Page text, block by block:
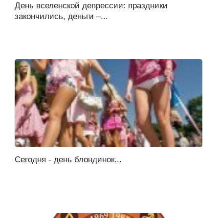
День вселенской депрессии: праздники
закончились, деньги –...
Сегодня - день блондинок...